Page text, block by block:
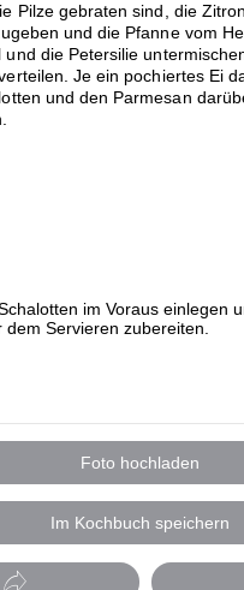
Pilze gebraten sind, die
und die Pfanne vom
und die Petersilie
Je ein pochiertes Ei
und den Parmesan
im Voraus einlegen
dem Servieren zubereiten.
Foto hochladen
Im Kochbuch speichern